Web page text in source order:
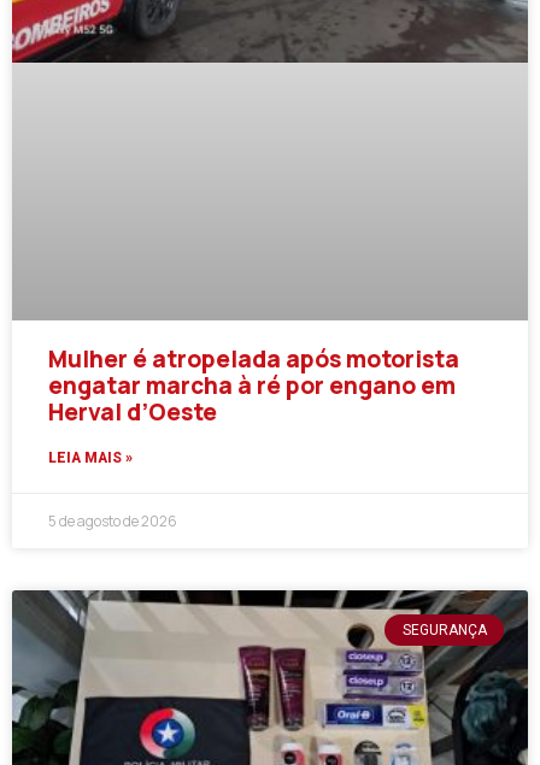
Mulher é atropelada após motorista
engatar marcha à ré por engano em
Herval d’Oeste
LEIA MAIS »
5 de agosto de 2026
SEGURANÇA